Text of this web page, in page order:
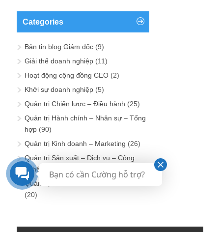
Categories
Bản tin blog Giám đốc (9)
Giải thể doanh nghiệp (11)
Hoạt động cộng đồng CEO (2)
Khởi sự doanh nghiệp (5)
Quản trị Chiến lược – Điều hành (25)
Quản trị Hành chính – Nhân sự – Tổng
hợp (90)
Quản trị Kinh doanh – Marketing (26)
Quản trị Sản xuất – Dịch vụ – Công
nghệ – Kỹ thuật
(14)
Quản trị Tài chính – Kế toán – Đầu tư
(20)
Bạn có cần Cường hỗ trợ?